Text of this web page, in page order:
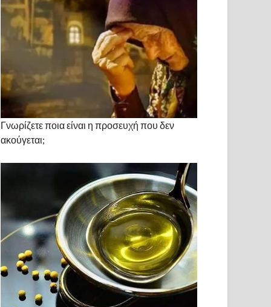
Γνωρίζετε ποια είναι η προσευχή που δεν
ακούγεται;